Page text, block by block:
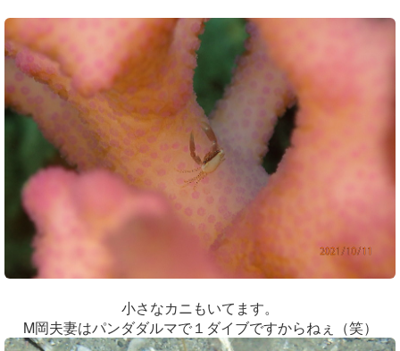
小さなカニもいてます。
M岡夫妻はパンダダルマで１ダイブですからねぇ（笑）